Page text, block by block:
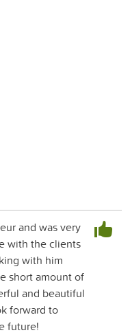
and was very
with the clients
with him
short amount of
and beautiful
forward to
future!